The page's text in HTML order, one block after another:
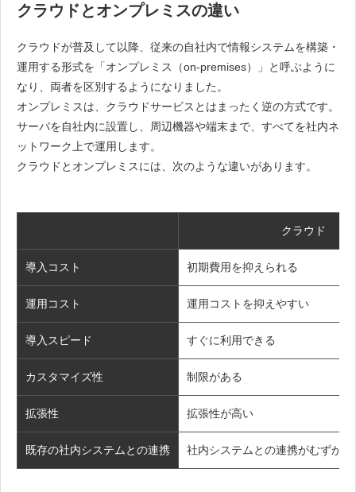
クラウドとオンプレミスの違い
クラウドが普及して以降、従来の自社内で情報システムを構築・
運用する形式を「オンプレミス（on-premises）」と呼ぶように
なり、両者を区別するようになりました。
オンプレミスは、クラウドサービスとはまったく逆の方式です。
サーバを自社内に設置し、周辺機器や端末まで、すべてを社内ネ
ットワーク上で運用します。
クラウドとオンプレミスには、次のような違いがあります。
クラウド
導入コスト 初期費用を抑えられる
運用コスト 運用コストを抑えやすい
導入スピード すぐに利用できる
カスタマイズ性 制限がある
拡張性 拡張性が高い
既存の社内システムとの連携 社内システムとの連携がむずか